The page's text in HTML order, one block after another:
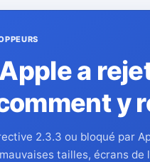
a
y
2.3.3 ou bloqué par
tailles, écrans